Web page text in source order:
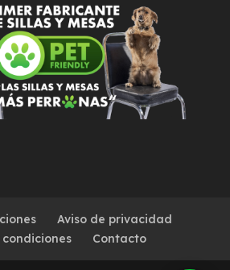
Aviso de privacidad
Contacto